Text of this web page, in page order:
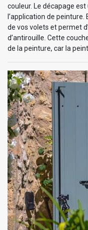
couleur. Le décapage
l’application de
de vos volets et permet
d’antirouille. Cette
de la peinture, car la